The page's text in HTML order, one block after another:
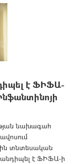
է ՖԻՖԱ-
նախագահ
տնտեսական
է ՖԻՖԱ-ի